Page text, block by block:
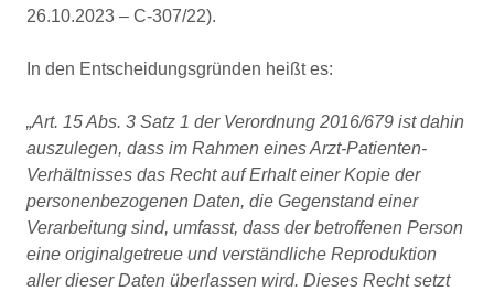
26.10.2023 – C-307/22).
In den Entscheidungsgründen heißt es:
„Art. 15 Abs. 3 Satz 1 der Verordnung 2016/679 ist dahin
auszulegen, dass im Rahmen eines Arzt-Patienten-
Verhältnisses das Recht auf Erhalt einer Kopie der
personenbezogenen Daten, die Gegenstand einer
Verarbeitung sind, umfasst, dass der betroffenen Person
eine originalgetreue und verständliche Reproduktion
aller dieser Daten überlassen wird. Dieses Recht setzt